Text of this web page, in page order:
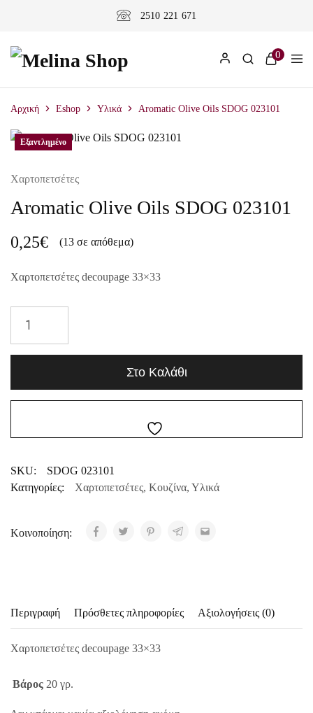
2510 221 671
0
Αρχική Eshop Υλικά Aromatic Olive Oils SDOG 023101
Χαρτοπετσέτες
Aromatic Olive Oils SDOG 023101
0,25€ (13 σε απόθεμα)
Χαρτοπετσέτες decoupage 33×33
Στο Καλάθι
SKU:
SDOG 023101
Κατηγορίες:
Χαρτοπετσέτες, Κουζίνα, Υλικά
Κοινοποίηση:
Περιγραφή Πρόσθετες πληροφορίες Αξιολογήσεις (0)
Χαρτοπετσέτες decoupage 33×33
Βάρος 20 γρ.
Εξαντλημένο